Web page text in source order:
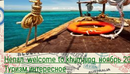
Непал. welcome to khumjung. ноябрь
Туризм интересное